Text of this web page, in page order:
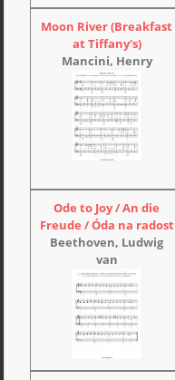
Moon River (Breakfast
at Tiffany's)
Mancini, Henry
Ode to Joy / An die
Freude / Óda na radost
Beethoven, Ludwig
van